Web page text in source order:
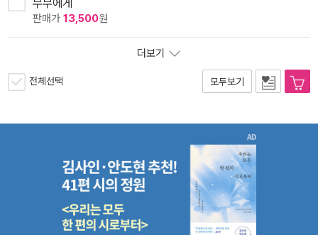
무무에게
판매가 13,500원
더보기
전체선택 모두보기